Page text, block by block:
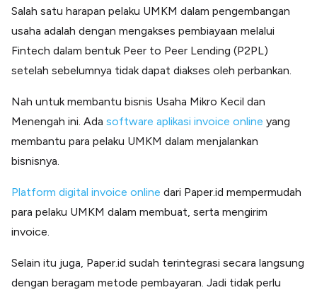
Salah satu harapan pelaku UMKM dalam pengembangan
usaha adalah dengan mengakses pembiayaan melalui
Fintech dalam bentuk Peer to Peer Lending (P2PL)
setelah sebelumnya tidak dapat diakses oleh perbankan.
Nah untuk membantu bisnis Usaha Mikro Kecil dan
Menengah ini. Ada software aplikasi invoice online yang
membantu para pelaku UMKM dalam menjalankan
bisnisnya.
Platform digital invoice online dari Paper.id mempermudah
para pelaku UMKM dalam membuat, serta mengirim
invoice.
Selain itu juga, Paper.id sudah terintegrasi secara langsung
dengan beragam metode pembayaran. Jadi tidak perlu